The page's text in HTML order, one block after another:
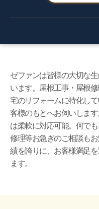
ゼファンは皆様の大切な
います。屋根工事・屋根
宅のリフォームに特化し
客様のもとへお伺いしま
は柔軟に対応可能。何で
修理等お急ぎのご相談も
績を誇りに、お客様満足
ます。